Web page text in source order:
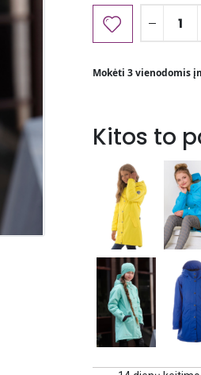
Mokėti 3 vienodomis
Kitos to